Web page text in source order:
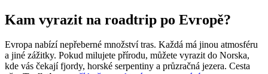
Kam vyrazit na roadtrip po Evropě?
Evropa nabízí nepřeberné množství tras. Každá má jinou atmosféru
a jiné zážitky. Pokud milujete přírodu, můžete vyrazit do Norska,
kde vás čekají fjordy, horské serpentiny a průzračná jezera. Cesta